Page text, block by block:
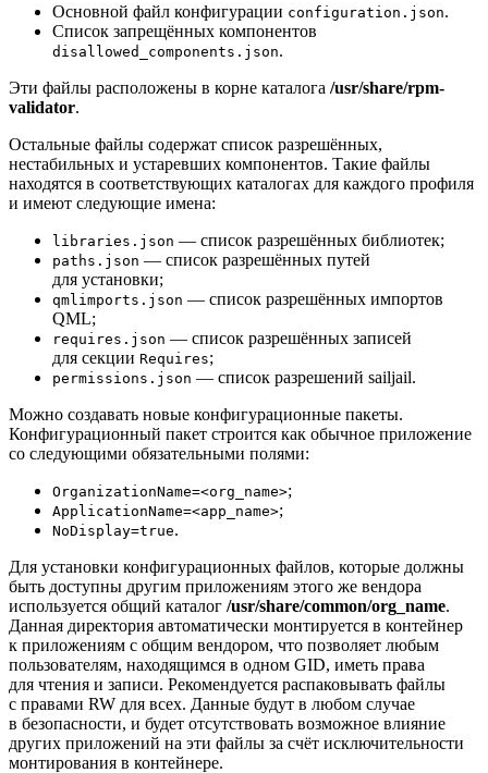
Основной файл конфигурации configuration.json.
Список запрещённых компонентов
disallowed_components.json.
Эти файлы расположены в корне каталога /usr/share/rpm-
validator.
Остальные файлы содержат список разрешённых,
нестабильных и устаревших компонентов. Такие файлы
находятся в соответствующих каталогах для каждого профиля
и имеют следующие имена:
libraries.json — список разрешённых библиотек;
paths.json — список разрешённых путей
для установки;
qmlimports.json — список разрешённых импортов
QML;
requires.json — список разрешённых записей
для секции Requires;
permissions.json — список разрешений sailjail.
Можно создавать новые конфигурационные пакеты.
Конфигурационный пакет строится как обычное приложение
со следующими обязательными полями:
OrganizationName=<org_name>;
ApplicationName=<app_name>;
NoDisplay=true.
Для установки конфигурационных файлов, которые должны
быть доступны другим приложениям этого же вендора
используется общий каталог /usr/share/common/org_name.
Данная директория автоматически монтируется в контейнер
к приложениям с общим вендором, что позволяет любым
пользователям, находящимся в одном GID, иметь права
для чтения и записи. Рекомендуется распаковывать файлы
с правами RW для всех. Данные будут в любом случае
в безопасности, и будет отсутствовать возможное влияние
других приложений на эти файлы за счёт исключительности
монтирования в контейнере.